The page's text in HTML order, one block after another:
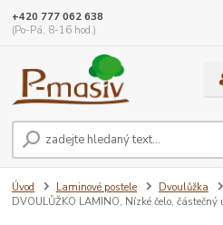
+420 777 062 638
(Po-Pá, 8-16 hod.)
Úvod Laminové postele Dvoulůžka
DVOULŮŽKO LAMINO, Nízké čelo, částečný